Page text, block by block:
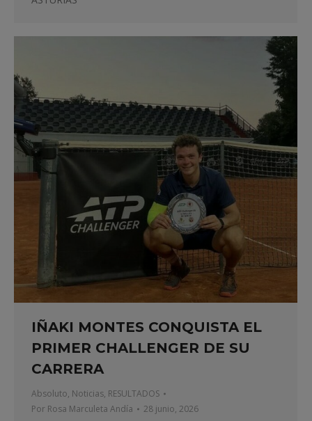
IÑAKI MONTES CONQUISTA EL
PRIMER CHALLENGER DE SU
CARRERA
Absoluto, Noticias, RESULTADOS
Por Rosa Marculeta Andía 28 junio, 2026